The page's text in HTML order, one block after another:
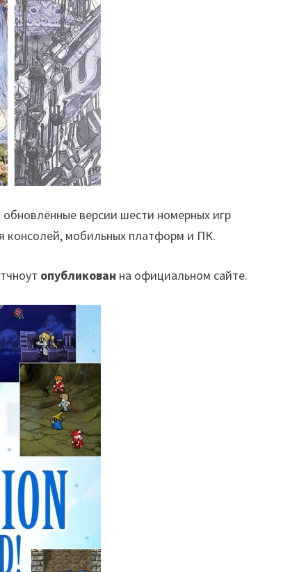
версии шести номерных игр
консолей, мобильных платформ и ПК.
опубликован на официальном сайте.